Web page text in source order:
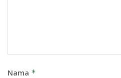
Nama *